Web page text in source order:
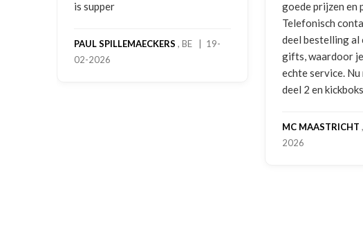
PAUL SPILLEMAECKERS, BE | 19-
goede prijzen en product!
Telefonisch contact gehad en 1e
deel bestelling al ontvangen met
gifts, waardoor je oog merkt voor
echte service. Nu nog wachten op
deel 2 en kickboksen maar!
MC MAASTRICHT, NL | 11-02-